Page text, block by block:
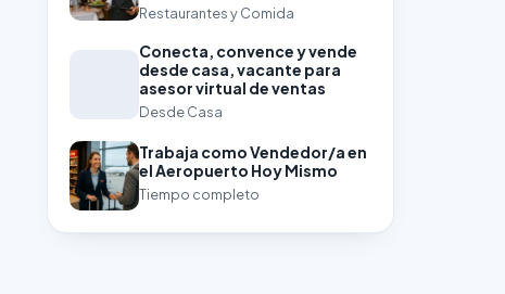
Restaurantes y Comida
Conecta, convence y vende
desde casa, vacante para
asesor virtual de ventas
Desde Casa
Trabaja como Vendedor/a en
el Aeropuerto Hoy Mismo
Tiempo completo